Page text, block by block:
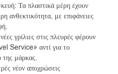
Τα πλαστικά μέρη έχουν
ανθεκτικότητα, με επιφάνειες
γρίλιες στις πλευρές φέρουν
Service» αντί για το
της μάρκας.
νέον αποχρώσεις